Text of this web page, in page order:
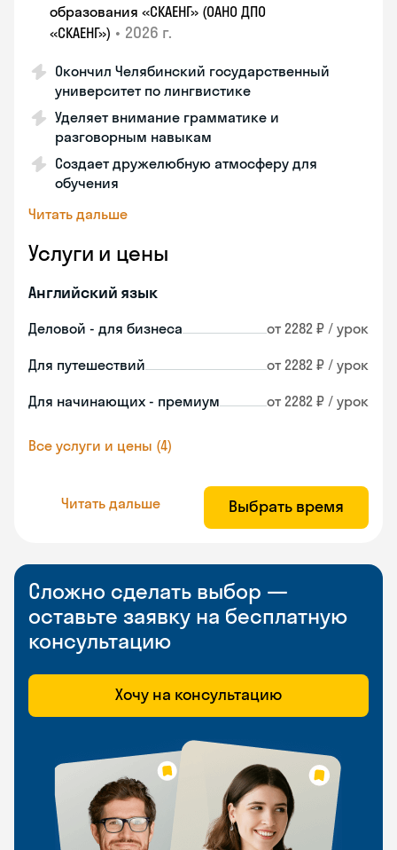
образования «СКАЕНГ» (ОАНО ДПО
«СКАЕНГ») • 2026 г.
Окончил Челябинский государственный
университет по лингвистике
Уделяет внимание грамматике и
разговорным навыкам
Создает дружелюбную атмосферу для
обучения
Читать дальше
Услуги и цены
Английский язык
Деловой - для бизнеса от 2282 ₽ / урок
Для путешествий от 2282 ₽ / урок
Для начинающих - премиум от 2282 ₽ / урок
Все услуги и цены (4)
Читать дальше Выбрать время
Сложно сделать выбор —
оставьте заявку на бесплатную
консультацию
Хочу на консультацию